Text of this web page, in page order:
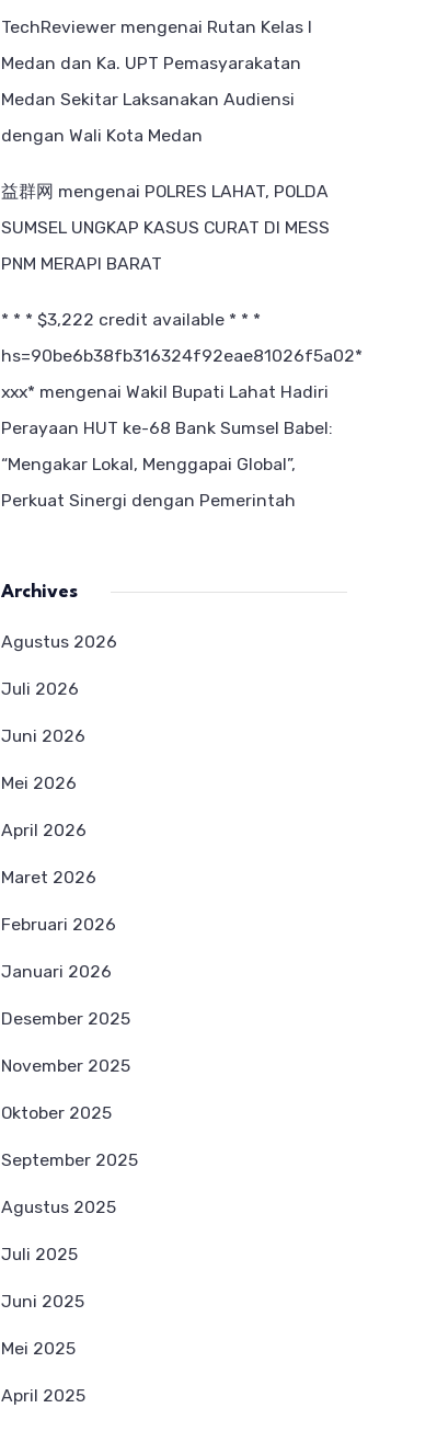
TechReviewer mengenai Rutan Kelas I
Medan dan Ka. UPT Pemasyarakatan
Medan Sekitar Laksanakan Audiensi
dengan Wali Kota Medan
益群网 mengenai POLRES LAHAT, POLDA
SUMSEL UNGKAP KASUS CURAT DI MESS
PNM MERAPI BARAT
* * * $3,222 credit available * * *
hs=90be6b38fb316324f92eae81026f5a02*
ххх* mengenai Wakil Bupati Lahat Hadiri
Perayaan HUT ke-68 Bank Sumsel Babel:
“Mengakar Lokal, Menggapai Global”,
Perkuat Sinergi dengan Pemerintah
Archives
Agustus 2026
Juli 2026
Juni 2026
Mei 2026
April 2026
Maret 2026
Februari 2026
Januari 2026
Desember 2025
November 2025
Oktober 2025
September 2025
Agustus 2025
Juli 2025
Juni 2025
Mei 2025
April 2025